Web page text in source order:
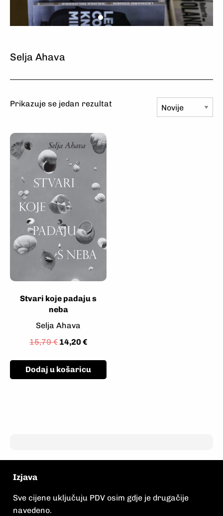
Selja Ahava
Prikazuje se jedan rezultat
Stvari koje padaju s
neba
Selja Ahava
15,79€ 14,20 €
Dodaj u košaricu
Izjava
Sve cijene uključuju PDV osim gdje je drugačije
navedeno.